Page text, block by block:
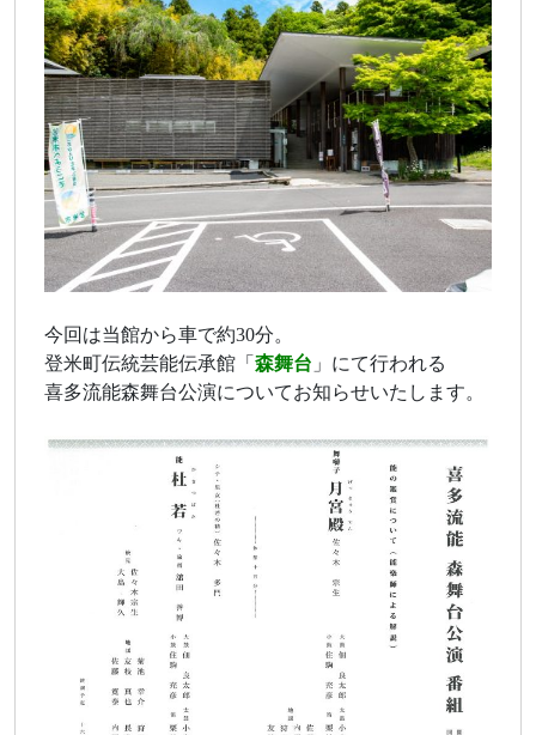
今回は当館から車で約30分。
登米町伝統芸能伝承館「 森舞台 」にて行われる
喜多流能森舞台公演についてお知らせいたします。